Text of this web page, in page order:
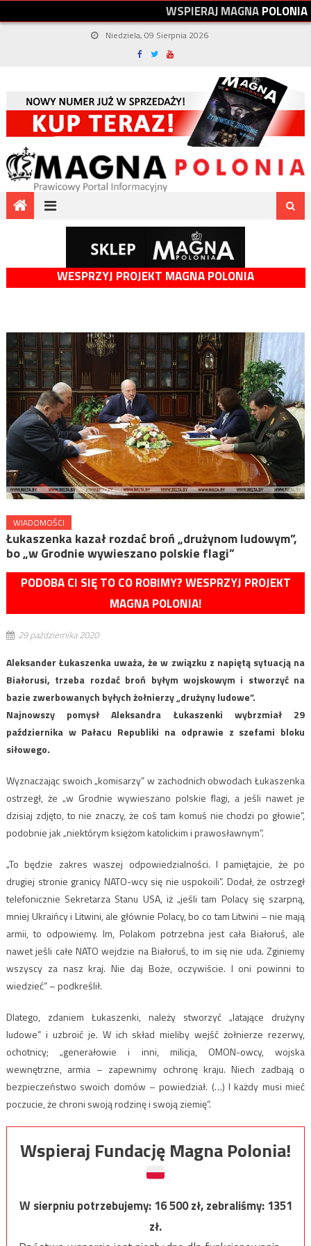
WSPIERAJMAGNAPOLONIA
Niedziela, 09 Sierpnia 2026
WESPRZYJ PROJEKT MAGNA POLONIA
WIADOMOŚCI
Łukaszenka kazał rozdać broń „drużynom ludowym”,
bo „w Grodnie wywieszano polskie flagi”
PODOBA CI SIĘ TO CO ROBIMY? WESPRZYJ PROJEKT
MAGNA POLONIA!
29 października 2020
Aleksander Łukaszenka uważa, że w związku z napiętą sytuacją na
Białorusi, trzeba rozdać broń byłym wojskowym i stworzyć na
bazie zwerbowanych byłych żołnierzy „drużyny ludowe”.
Najnowszy pomysł Aleksandra Łukaszenki wybrzmiał 29
października w Pałacu Republiki na odprawie z szefami bloku
siłowego.
Wyznaczając swoich „komisarzy” w zachodnich obwodach Łukaszenka
ostrzegł, że „w Grodnie wywieszano polskie flagi, a jeśli nawet je
dzisiaj zdjęto, to nie znaczy, że coś tam komuś nie chodzi po głowie”,
podobnie jak „niektórym księżom katolickim i prawosławnym”.
„To będzie zakres waszej odpowiedzialności. I pamiętajcie, że po
drugiej stronie granicy NATO-wcy się nie uspokoili”. Dodał, że ostrzegł
telefonicznie Sekretarza Stanu USA, iż „jeśli tam Polacy się szarpną,
mniej Ukraińcy i Litwini, ale głównie Polacy, bo co tam Litwini – nie mają
armii, to odpowiemy. Im, Polakom potrzebna jest cała Białoruś, ale
nawet jeśli całe NATO wejdzie na Białoruś, to im się nie uda. Zginiemy
wszyscy za nasz kraj. Nie daj Boże, oczywiście. I oni powinni to
wiedzieć” – podkreślił.
Dlatego, zdaniem Łukaszenki, należy stworzyć „latające drużyny
ludowe” i uzbroić je. W ich skład mieliby wejść żołnierze rezerwy,
ochotnicy; „generałowie i inni, milicja, OMON-owcy, wojska
wewnętrzne, armia – zapewnimy ochronę kraju. Niech zadbają o
bezpieczeństwo swoich domów – powiedział. (…) I każdy musi mieć
poczucie, że chroni swoją rodzinę i swoją ziemię”.
Wspieraj Fundację Magna Polonia!
W sierpniu potrzebujemy:16 500zł, zebraliśmy:1351
zł.